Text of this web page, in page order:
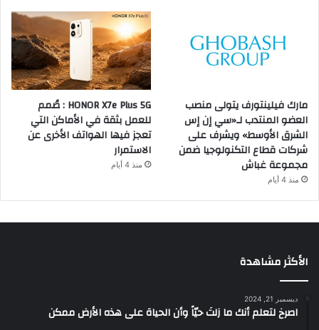
مارك فيلينتورف يتولى منصب
العضو المنتدب لـ«سي إن إس
الشرق الأوسط» ويشرف على
شركات قطاع التكنولوجيا ضمن
مجموعة غباش
منذ 4 أيام
HONOR X7e Plus 5G : صُمم
للعمل بثقة في الأماكن التي
تعجز فيها الهواتف الأخرى عن
الاستمرار
منذ 4 أيام
الأكثر مشاهدة
ديسمبر 21, 2024
‫اصرخ لتعلم أنك ما زلتَ حيّاً وأن الحياة على هذه الأرض ممكن